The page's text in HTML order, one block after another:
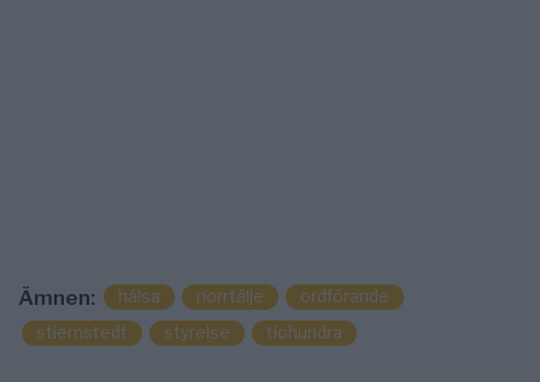
Ämnen: hälsa norrtälje
ordförande
stiernstedt
styrelse tiohundra